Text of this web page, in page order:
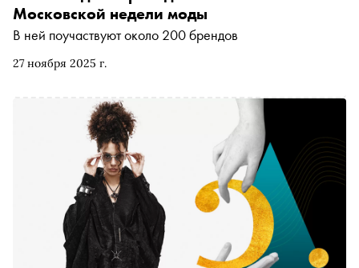
27 ноября 2025 г.
Московской недели моды
В ней поучаствуют около 200 брендов